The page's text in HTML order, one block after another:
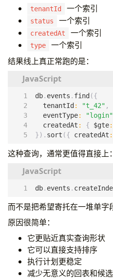
tenantId 一个索引
status 一个索引
createdAt 一个索引
type
一个索引
结果线上真正常跑的是：
db. events . find ({
tenantId : "t_42" ,
eventType: "login"
createdAt : { $gte:
}). sort ({ createdAt :
这种查询，通常更值得直接上：
db. events .
而不是把希望寄托在一堆单字
原因很简单：
它更贴近真实查询形状
它可以直接支持排序
执行计划更稳定
减少无意义的回表和候